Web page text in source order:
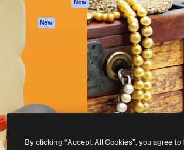
Claude/ChatGPT
New
New
App móvel
Todas as
ferramentas
Política de cookies
Central de
confiabilidade
Afiliados
Empresas
Todos os direitos reservados.
By clicking “Accept All Cookies”, you agree